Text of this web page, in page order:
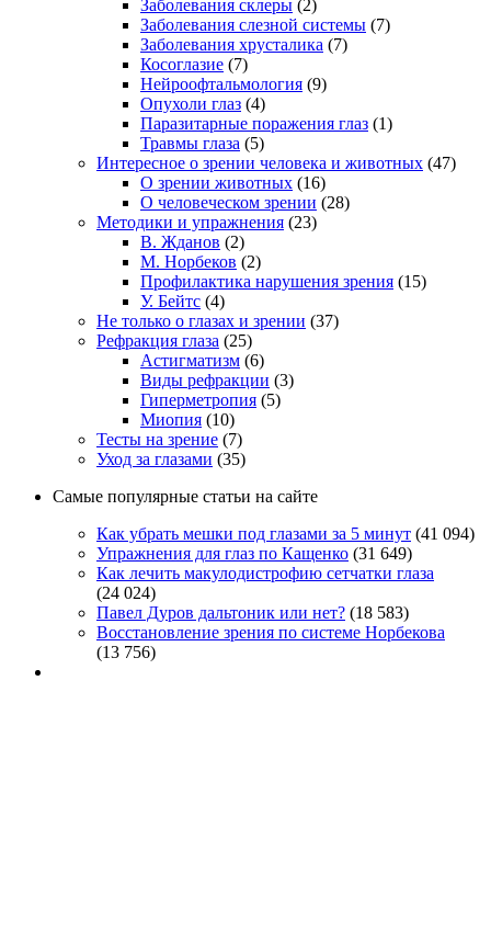
Заболевания склеры (2)
Заболевания слезной системы (7)
Заболевания хрусталика (7)
Косоглазие (7)
Нейроофтальмология (9)
Опухоли глаз (4)
Паразитарные поражения глаз (1)
Травмы глаза (5)
Интересное о зрении человека и животных (47)
О зрении животных (16)
О человеческом зрении (28)
Методики и упражнения (23)
В. Жданов (2)
М. Норбеков (2)
Профилактика нарушения зрения (15)
У. Бейтс (4)
Не только о глазах и зрении (37)
Рефракция глаза (25)
Астигматизм (6)
Виды рефракции (3)
Гиперметропия (5)
Миопия (10)
Тесты на зрение (7)
Уход за глазами (35)
Самые популярные статьи на сайте
Как убрать мешки под глазами за 5 минут (41 094)
Упражнения для глаз по Кащенко (31 649)
Как лечить макулодистрофию сетчатки глаза
(24 024)
Павел Дуров дальтоник или нет? (18 583)
Восстановление зрения по системе Норбекова
(13 756)